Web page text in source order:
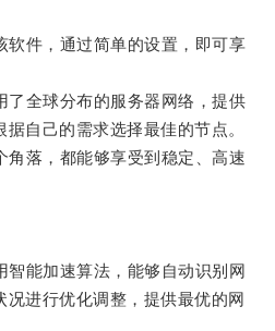
件，通过简单的设置，即可享
全球分布的服务器网络，提供
自己的需求选择最佳的节点。
落，都能够享受到稳定、高速
能加速算法，能够自动识别网
况进行优化调整，提供最优的网